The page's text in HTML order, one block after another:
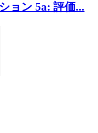
ョン 5a: 評価...